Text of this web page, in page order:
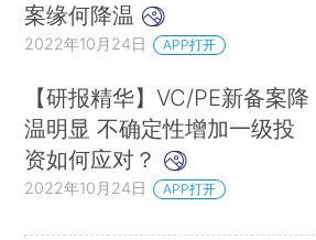
案缘何降温
2022年10月24日 APP打开
【研报精华】VC/PE新备案降
温明显 不确定性增加一级投
资如何应对？
2022年10月24日 APP打开